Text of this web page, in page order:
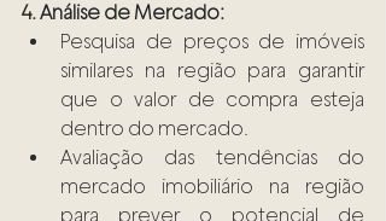
4. Análise de Mercado:
Pesquisa de preços de imóveis
similares na região para garantir
que o valor de compra esteja
dentro do mercado.
Avaliação das tendências do
mercado imobiliário na região
para prever o potencial de